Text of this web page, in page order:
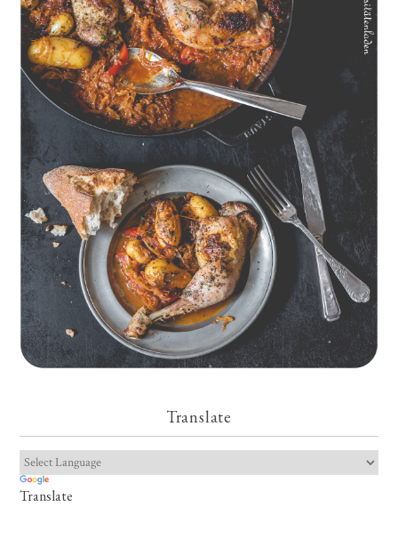
Geschmorte Hähnchenschenkel auf Paprikakraut und kleinen
Kartoffeln
Translate
Translate